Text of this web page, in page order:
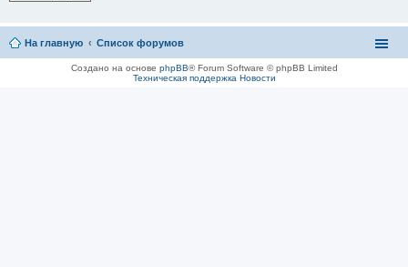
На главную Список форумов
Создано на основе phpBB® Forum Software © phpBB Limited
Техническая поддержка Новости